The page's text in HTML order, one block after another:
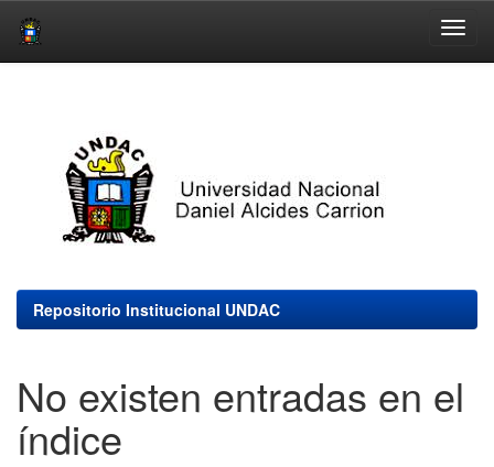
Repositorio Institucional UNDAC
No existen entradas en el
índice